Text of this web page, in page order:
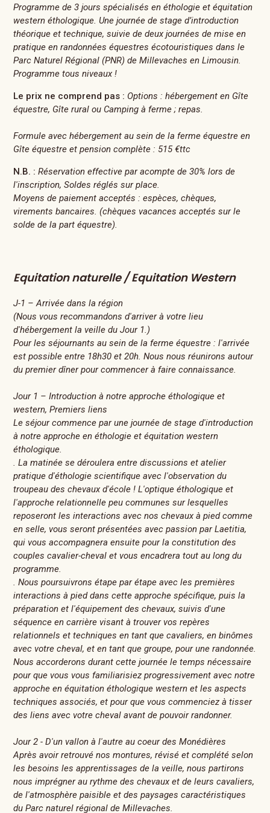
Programme de 3 jours spécialisés en éthologie et équitation
western éthologique. Une journée de stage d’introduction
théorique et technique, suivie de deux journées de mise en
pratique en randonnées équestres écotouristiques dans le
Parc Naturel Régional (PNR) de Millevaches en Limousin.
Programme tous niveaux !
Le prix ne comprend pas : Options : hébergement en Gîte
équestre, Gîte rural ou Camping à ferme ; repas.
Formule avec hébergement au sein de la ferme équestre en
Gîte équestre et pension complète : 515 €ttc
N.B. : Réservation effective par acompte de 30% lors de
l'inscription, Soldes réglés sur place.
Moyens de paiement acceptés : espèces, chèques,
virements bancaires. (chèques vacances acceptés sur le
solde de la part équestre).
Equitation naturelle / Equitation Western
J-1 – Arrivée dans la région
(Nous vous recommandons d'arriver à votre lieu
d'hébergement la veille du Jour 1.)
Pour les séjournants au sein de la ferme équestre : l'arrivée
est possible entre 18h30 et 20h. Nous nous réunirons autour
du premier dîner pour commencer à faire connaissance.
Jour 1 – Introduction à notre approche éthologique et
western, Premiers liens
Le séjour commence par une journée de stage d'introduction
à notre approche en éthologie et équitation western
éthologique.
. La matinée se déroulera entre discussions et atelier
pratique d'éthologie scientifique avec l'observation du
troupeau des chevaux d'école ! L'optique éthologique et
l'approche relationnelle peu communes sur lesquelles
reposeront les interactions avec nos chevaux à pied comme
en selle, vous seront présentées avec passion par Laetitia,
qui vous accompagnera ensuite pour la constitution des
couples cavalier-cheval et vous encadrera tout au long du
programme.
. Nous poursuivrons étape par étape avec les premières
interactions à pied dans cette approche spécifique, puis la
préparation et l'équipement des chevaux, suivis d'une
séquence en carrière visant à trouver vos repères
relationnels et techniques en tant que cavaliers, en binômes
avec votre cheval, et en tant que groupe, pour une randonnée.
Nous accorderons durant cette journée le temps nécessaire
pour que vous vous familiarisiez progressivement avec notre
approche en équitation éthologique western et les aspects
techniques associés, et pour que vous commenciez à tisser
des liens avec votre cheval avant de pouvoir randonner.
Jour 2 - D'un vallon à l'autre au coeur des Monédières
Après avoir retrouvé nos montures, révisé et complété selon
les besoins les apprentissages de la veille, nous partirons
nous imprégner au rythme des chevaux et de leurs cavaliers,
de l'atmosphère paisible et des paysages caractéristiques
du Parc naturel régional de Millevaches.